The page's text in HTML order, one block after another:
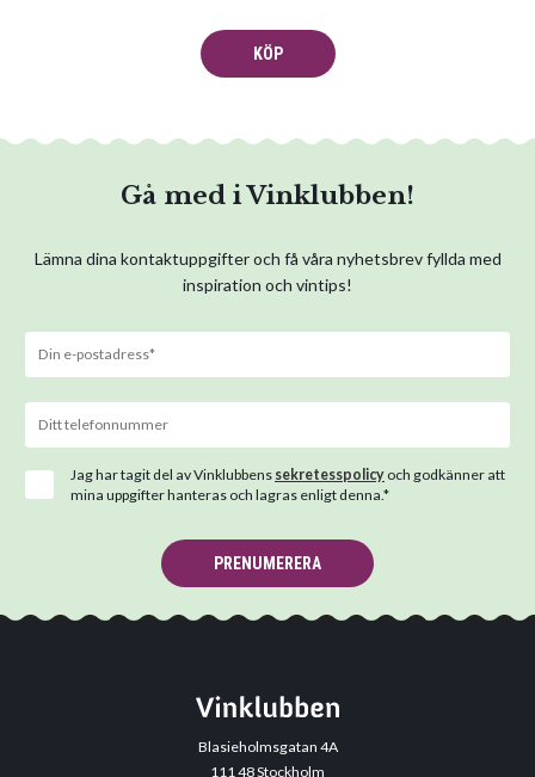
KÖP
Gå med i Vinklubben!
Lämna dina kontaktuppgifter och få våra nyhetsbrev fyllda med
inspiration och vintips!
Jag har tagit del av Vinklubbens sekretesspolicy och godkänner att
mina uppgifter hanteras och lagras enligt denna.*
PRENUMERERA
Blasieholmsgatan 4A
111 48 Stockholm